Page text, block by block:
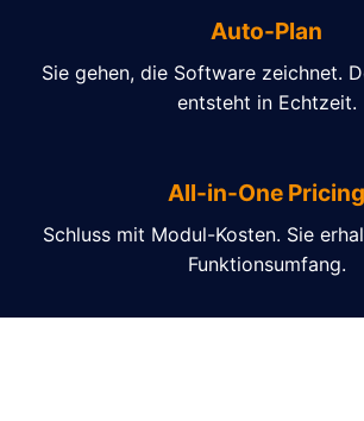
Auto-Plan
Sie gehen, die Software zeichnet.
entsteht in Echtzeit.
All-in-One Pricing
Schluss mit Modul-Kosten. Sie
Funktionsumfang.